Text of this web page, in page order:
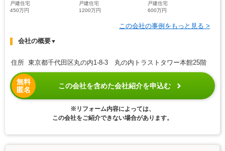
戸建住宅
450万円
戸建住宅
1200万円
戸建住宅
600万円
この会社の事例をもっと見る >
会社の概要▼
住所 東京都千代田区丸の内1-8-3 丸の内トラストタワー本館25階
無料
匿名
この会社を含めた会社紹介を申込む
※リフォーム内容によっては、
この会社をご紹介できない場合があります。